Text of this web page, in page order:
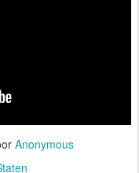
Anonymous